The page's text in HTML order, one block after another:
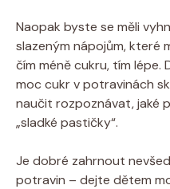
Naopak byste se měli
slazeným nápojům, které
čím méně cukru, tím lépe.
moc cukr v potravinách
naučit rozpoznávat, jaké
„sladké pastičky“.
Je dobré zahrnout
potravin – dejte dětem